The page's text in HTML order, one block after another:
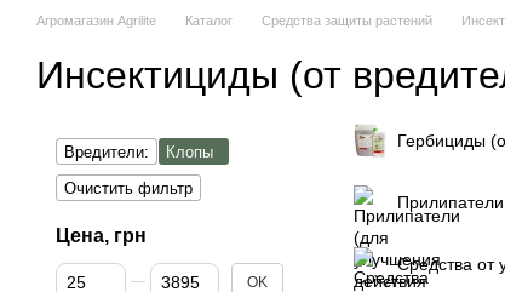
Агромагазин Agrilite Каталог Средства защиты растений
Инсектициды (от
Гербициды
Средства от
Вредители:
Клопы
Очистить фильтр
Цена, грн
От Цена, грн
До Цена, грн OK